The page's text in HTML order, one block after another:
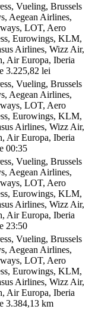
Vueling, Brussels
Aegean Airlines,
LOT, Aero
Eurowings, KLM,
Airlines, Wizz Air,
Air Europa, Iberia
3.225,82 lei
Vueling, Brussels
Aegean Airlines,
LOT, Aero
Eurowings, KLM,
Airlines, Wizz Air,
Air Europa, Iberia
00:35
Vueling, Brussels
Aegean Airlines,
LOT, Aero
Eurowings, KLM,
Airlines, Wizz Air,
Air Europa, Iberia
23:50
Vueling, Brussels
Aegean Airlines,
LOT, Aero
Eurowings, KLM,
Airlines, Wizz Air,
Air Europa, Iberia
3.384,13 km